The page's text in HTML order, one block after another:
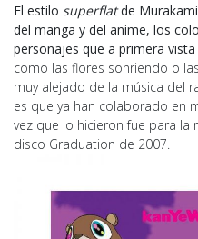
El estilo superflatde
del manga y del anime, los
personajes que a primera
como las flores sonriendo o
muy alejado de la música del
es que ya han colaborado en
vez que lo hicieron fue para
disco Graduation de 2007.